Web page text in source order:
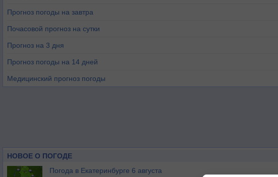
Прогноз погоды на завтра
Почасовой прогноз на сутки
Прогноз на 3 дня
Прогноз погоды на 14 дней
Медицинский прогноз погоды
НОВОЕ О ПОГОДЕ
Погода в Екатеринбурге 6 августа